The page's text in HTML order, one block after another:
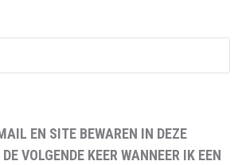
EN SITE BEWAREN IN DEZE
VOLGENDE KEER WANNEER IK EEN